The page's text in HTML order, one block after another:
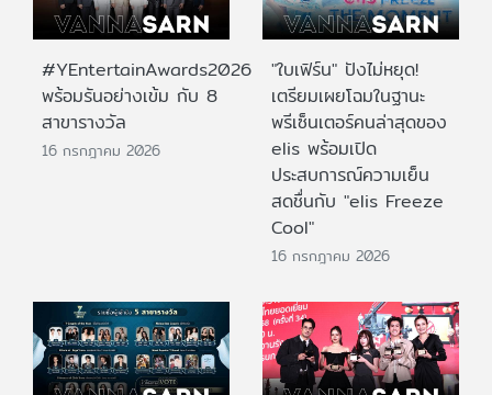
#YEntertainAwards2026
พร้อมรันอย่างเข้ม กับ 8
สาขารางวัล
16 กรกฎาคม 2026
"ใบเฟิร์น" ปังไม่หยุด!
เตรียมเผยโฉมในฐานะ
พรีเซ็นเตอร์คนล่าสุดของ
elis พร้อมเปิด
ประสบการณ์ความเย็น
สดชื่นกับ "elis Freeze
Cool"
16 กรกฎาคม 2026